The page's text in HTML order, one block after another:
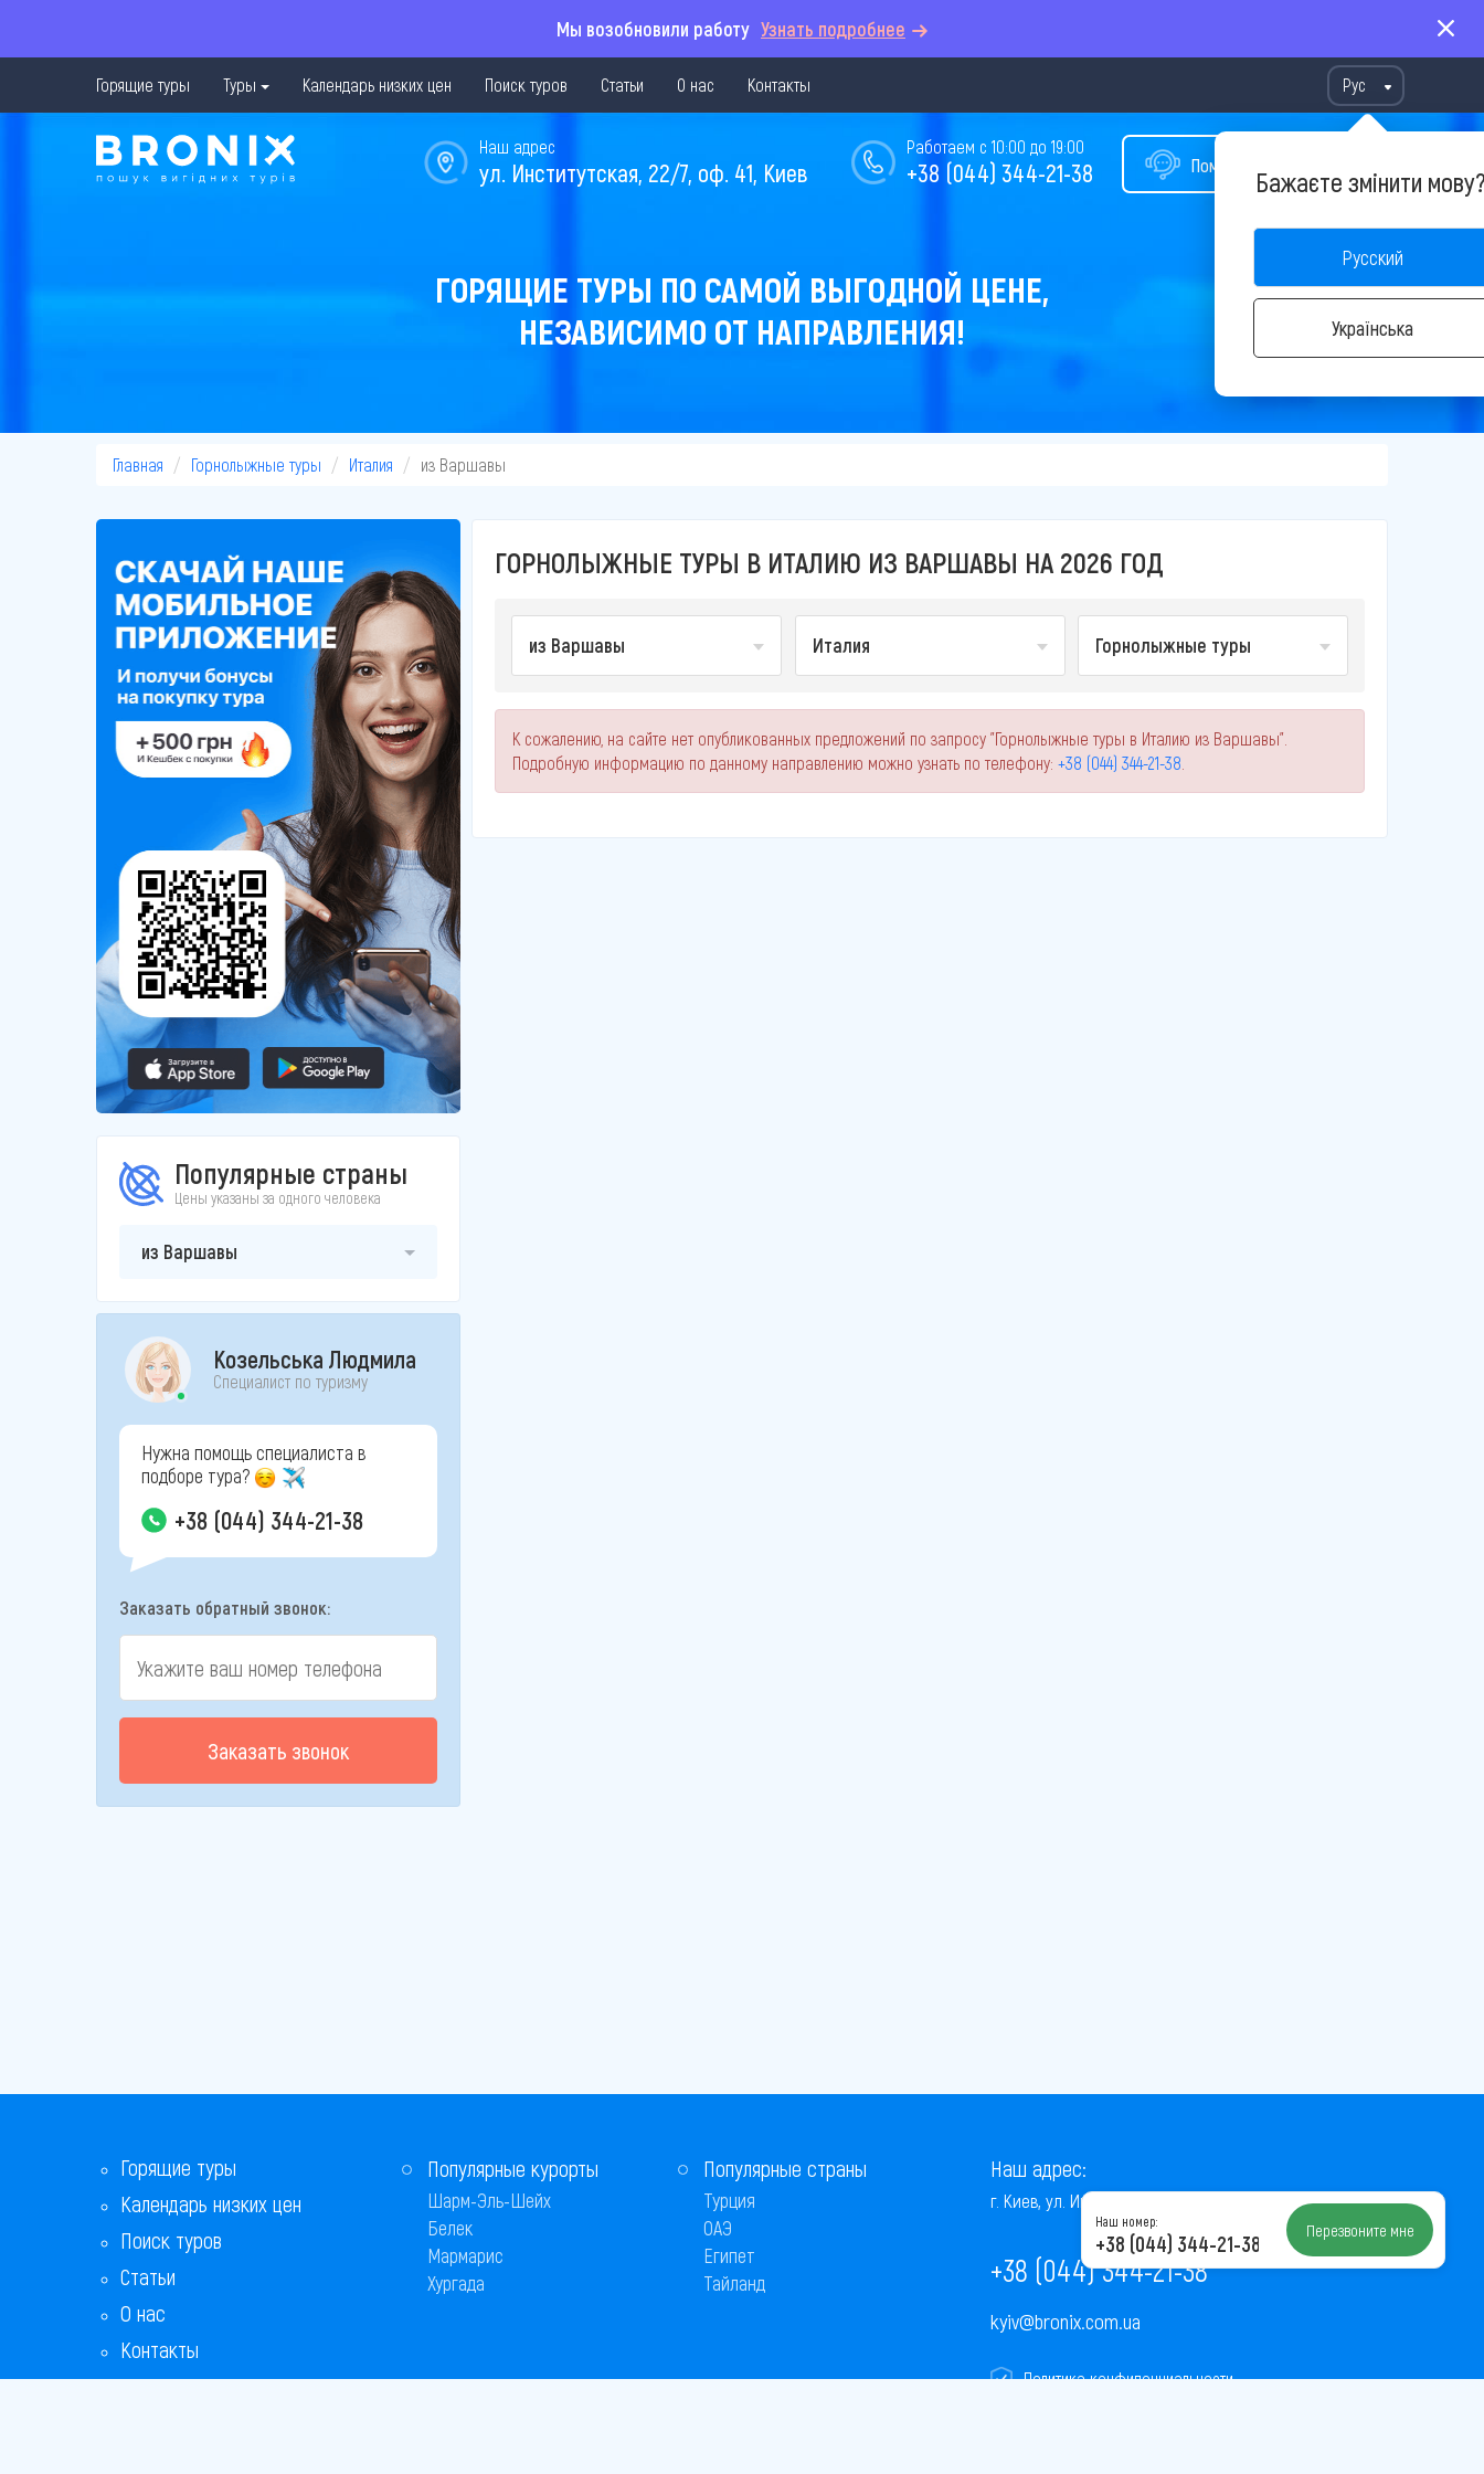
Мы возобновили работу Узнать подробнее
Горящие туры Туры Календарь низких цен Поиск туров Статьи О нас Контакты Рус
Бажаєте змінити
Русский
Українська
Помощь в подборе тура
Работаем с 10:00 до 19:00
+38 (044) 344-21-38
Наш адрес
ул. Институтская, 22/7, оф. 41, Киев
ГОРЯЩИЕ ТУРЫ ПО САМОЙ ВЫГОДНОЙ ЦЕНЕ,
НЕЗАВИСИМО ОТ НАПРАВЛЕНИЯ!
Главная Горнолыжные туры Италия из Варшавы
Популярные страны
Цены указаны за одного человека
из Варшавы
Козельська Людмила
Специалист по туризму
Нужна помощь специалиста в
подборе тура?
+38 (044) 344-21-38
Заказать обратный звонок:
Заказать звонок
ГОРНОЛЫЖНЫЕ ТУРЫ В ИТАЛИЮ ИЗ ВАРШАВЫ НА 2026 ГОД
из Варшавы Италия Горнолыжные туры
К сожалению, на сайте нет опубликованных предложений по запросу "Горнолыжные туры в Италию из Варшавы".
Подробную информацию по данному направлению можно узнать по телефону: +38 (044) 344-21-38
Горящие туры
Календарь низких цен
Поиск туров
Статьи
О нас
Контакты
Бонусная программа
Популярные курорты
Шарм-Эль-Шейх
Белек
Мармарис
Хургада
Популярные страны
Турция
ОАЭ
Египет
Тайланд
Наш адрес:
г. Киев, ул. Институтская, 22/7, оф. 41
+38 (044) 344-21-38
kyiv@bronix.com.ua
Политика конфиденциальности
Наш номер:
+38 (044) 344-21-38 Перезвоните мне